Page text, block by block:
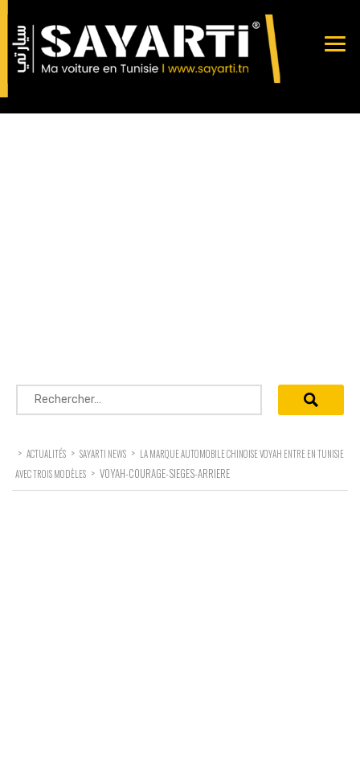
Rechercher :
> ACTUALITÉS > SAYARTI NEWS > LA MARQUE AUTOMOBILE CHINOISE VOYAH ENTRE EN TUNISIE
AVEC TROIS MODÈLES > VOYAH-COURAGE-SIEGES-ARRIERE